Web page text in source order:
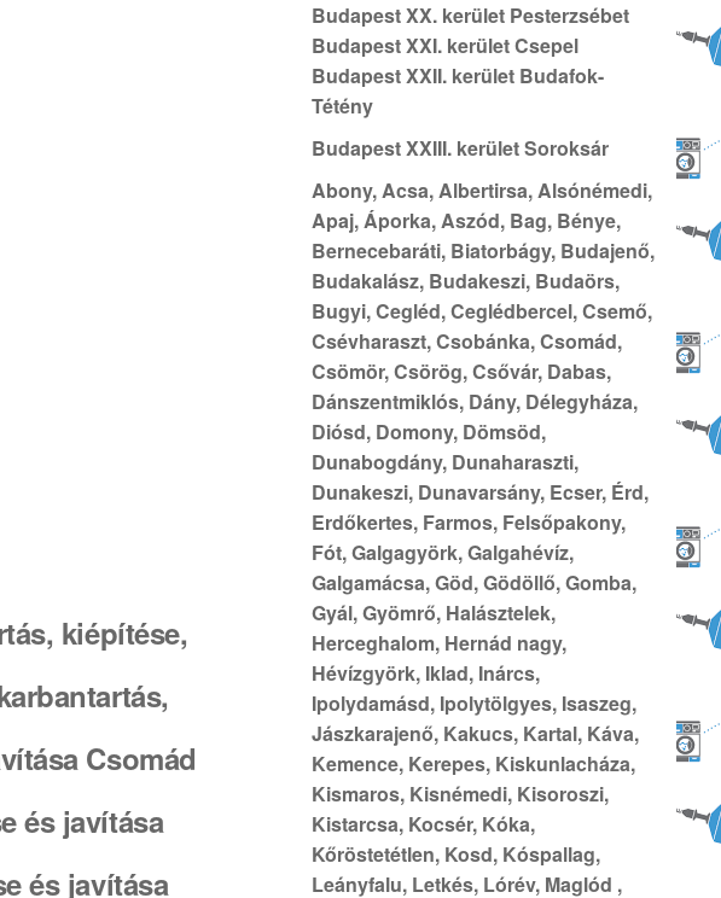
kiépítése,
Csomád
és javítása
és javítása
Budapest XX. kerület Pesterzsébet
Budapest XXI. kerület Csepel
Budapest XXII. kerület Budafok-
Tétény
Budapest XXIII. kerület Soroksár
Abony, Acsa, Albertirsa, Alsónémedi,
Apaj, Áporka, Aszód, Bag, Bénye,
Bernecebaráti, Biatorbágy, Budajenő,
Budakalász, Budakeszi, Budaörs,
Bugyi, Cegléd, Ceglédbercel, Csemő,
Csévharaszt, Csobánka, Csomád,
Csömör, Csörög, Csővár, Dabas,
Dánszentmiklós, Dány, Délegyháza,
Diósd, Domony, Dömsöd,
Dunabogdány, Dunaharaszti,
Dunakeszi, Dunavarsány, Ecser, Érd,
Erdőkertes, Farmos, Felsőpakony,
Fót, Galgagyörk, Galgahévíz,
Galgamácsa, Göd, Gödöllő, Gomba,
Gyál, Gyömrő, Halásztelek,
Herceghalom, Hernád nagy,
Hévízgyörk, Iklad, Inárcs,
Ipolydamásd, Ipolytölgyes, Isaszeg,
Jászkarajenő, Kakucs, Kartal, Káva,
Kemence, Kerepes, Kiskunlacháza,
Kismaros, Kisnémedi, Kisoroszi,
Kistarcsa, Kocsér, Kóka,
Kőröstetétlen, Kosd, Kóspallag,
Leányfalu, Letkés, Lórév, Maglód ,